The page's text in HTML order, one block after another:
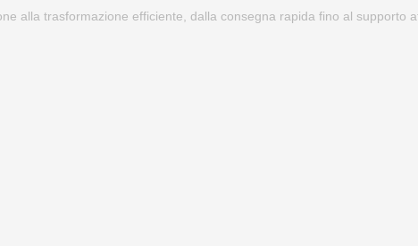
alla trasformazione efficiente, dalla consegna rapida fino al supporto